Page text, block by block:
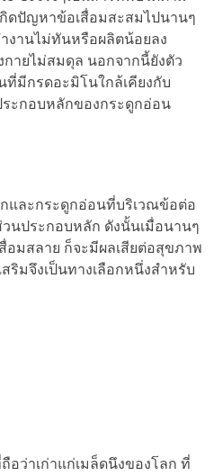
ดปัญหาข้อเสื่อมสะสมไปนานๆ
งานไม่ทันหรือผลิตน้อยลง
กายไม่สมดุล นอกจากนี้ยังตัว
ที่มีกรดอะมิโนใกล้เคียงกับ
ระกอบหลักของกระดูกอ่อน
และกระดูกอ่อนที่บริเวณข้อต่อ
นประกอบหลัก ดังนั้นเมื่อนานๆ
อมสลาย ก็จะมีผลเสียต่อสุขภาพ
ริมจึงเป็นทางเลือกหนึ่งสำหรับ
ว่าเก่าแก่เมล็ดนึงของโลก ที่